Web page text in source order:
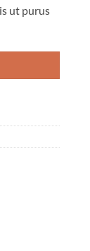
ut purus